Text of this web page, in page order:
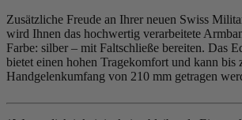
Zusätzliche Freude an Ihrer neuen Swiss
wird Ihnen das hochwertig verarbeitete
Farbe: silber – mit Faltschließe bereiten. Das
bietet einen hohen Tragekomfort und kann bis
Handgelenkumfang von 210 mm getragen